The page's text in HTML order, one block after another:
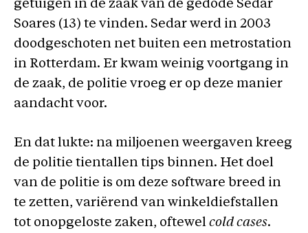
getuigen in de zaak van de gedode Sedar
Soares (13) te vinden. Sedar werd in 2003
doodgeschoten net buiten een metrostation
in Rotterdam. Er kwam weinig voortgang in
de zaak, de politie vroeg er op deze manier
aandacht voor.
En dat lukte: na miljoenen weergaven kreeg
de politie tientallen tips binnen. Het doel
van de politie is om deze software breed in
te zetten, variërend van winkeldiefstallen
tot onopgeloste zaken, oftewel cold cases.